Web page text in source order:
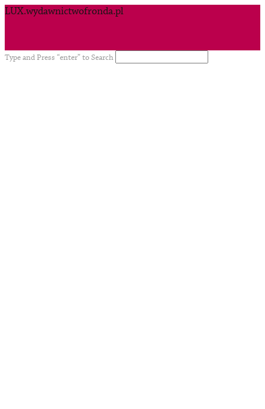
LUX.wydawnictwofronda.pl
Type and Press “enter” to Search